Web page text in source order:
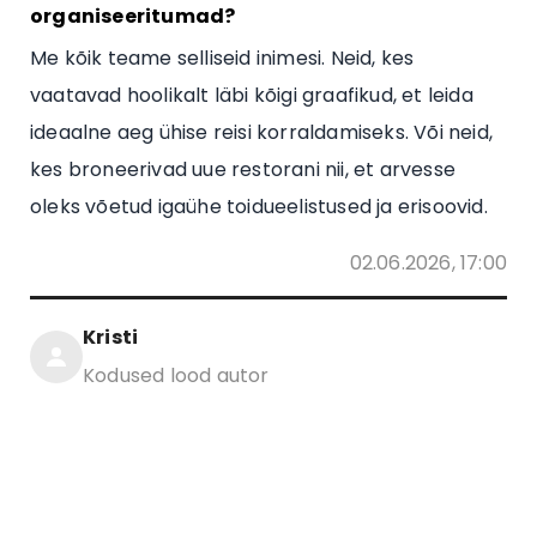
organiseeritumad?
Me kõik teame selliseid inimesi. Neid, kes
vaatavad hoolikalt läbi kõigi graafikud, et leida
ideaalne aeg ühise reisi korraldamiseks. Või neid,
kes broneerivad uue restorani nii, et arvesse
oleks võetud igaühe toidueelistused ja erisoovid.
02.06.2026, 17:00
Kristi
Kodused lood autor